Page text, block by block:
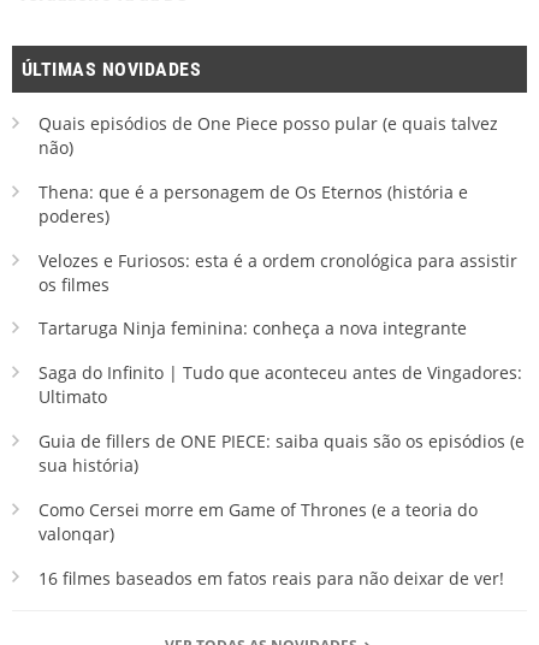
ÚLTIMAS NOVIDADES
Quais episódios de One Piece posso pular (e quais talvez
não)
Thena: que é a personagem de Os Eternos (história e
poderes)
Velozes e Furiosos: esta é a ordem cronológica para assistir
os filmes
Tartaruga Ninja feminina: conheça a nova integrante
Saga do Infinito | Tudo que aconteceu antes de Vingadores:
Ultimato
Guia de fillers de ONE PIECE: saiba quais são os episódios (e
sua história)
Como Cersei morre em Game of Thrones (e a teoria do
valonqar)
16 filmes baseados em fatos reais para não deixar de ver!